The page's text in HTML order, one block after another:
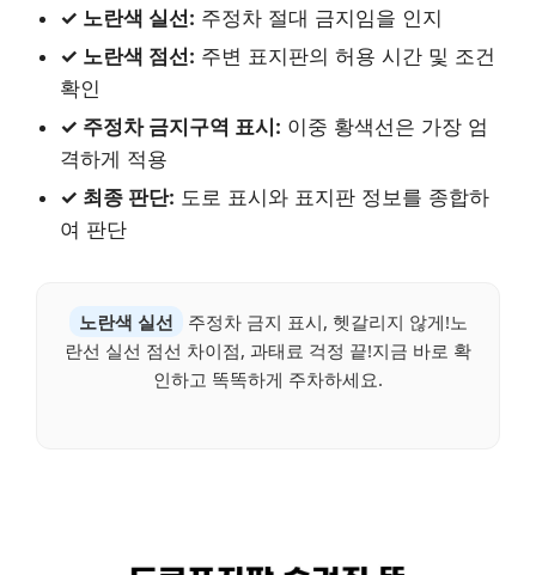
✓ 노란색 실선: 주정차 절대 금지임을 인지
✓ 노란색 점선: 주변 표지판의 허용 시간 및 조건
확인
✓ 주정차 금지구역 표시: 이중 황색선은 가장 엄
격하게 적용
✓ 최종 판단: 도로 표시와 표지판 정보를 종합하
여 판단
노란색 실선
주정차 금지 표시, 헷갈리지 않게!노
란선 실선 점선 차이점, 과태료 걱정 끝!지금 바로 확
인하고 똑똑하게 주차하세요.